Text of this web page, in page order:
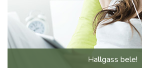
Hallgass bele!